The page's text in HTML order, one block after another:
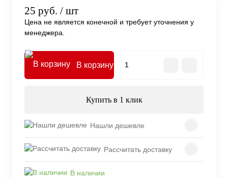
25 руб. / шт
Цена не является конечной и требует уточнения у
менеджера.
В корзину
Купить в 1 клик
Нашли дешевле
Рассчитать доставку
В наличии